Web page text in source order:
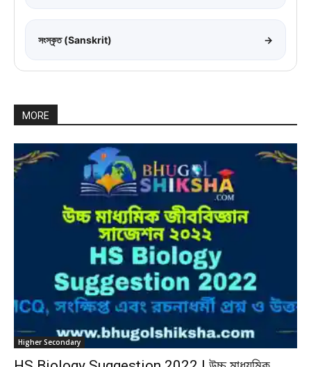
সংস্কৃত (Sanskrit) →
MORE
Higher Secondary